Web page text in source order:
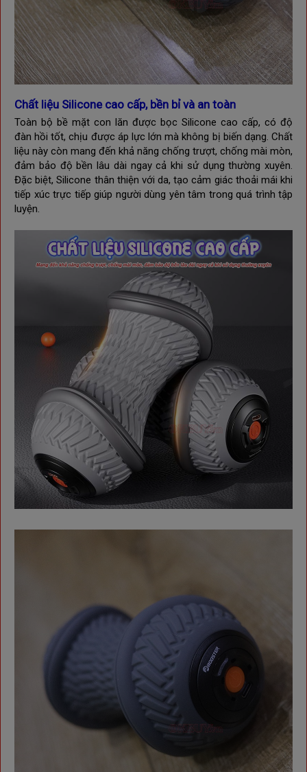
Chất liệu Silicone cao cấp, bền bỉ và an toàn
Toàn bộ bề mặt con lăn được bọc Silicone cao cấp, có độ
đàn hồi tốt, chịu được áp lực lớn mà không bị biến dạng. Chất
liệu này còn mang đến khả năng chống trượt, chống mài mòn,
đảm bảo độ bền lâu dài ngay cả khi sử dụng thường xuyên.
Đặc biệt, Silicone thân thiện với da, tạo cảm giác thoải mái khi
tiếp xúc trực tiếp giúp người dùng yên tâm trong quá trình tập
luyện.